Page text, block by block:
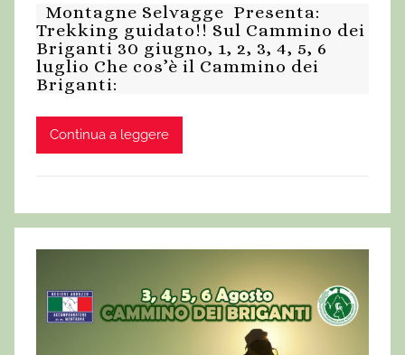
Montagne Selvagge Presenta:
Trekking guidato!! Sul Cammino dei
Briganti 30 giugno, 1, 2, 3, 4, 5, 6
luglio Che cos’è il Cammino dei
Briganti:
Continua a leggere